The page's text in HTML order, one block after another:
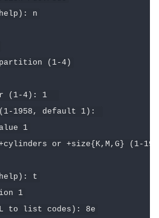
):
n
( 1-4 )
( 1-4 ):
1
( 1- 1958 , default 1 ):
1
cylinders or +size{ K, M , G } ( 1-
):
t
1
to list codes ):
8e